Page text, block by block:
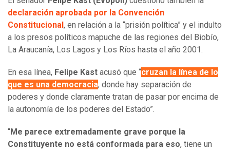
declaración aprobada por la Convención
Constitucional , en relación a la “prisión política” y el indulto
a los presos políticos mapuche de las regiones del Biobío,
La Araucanía, Los Lagos y Los Ríos hasta el año 2001.
En esa línea, Felipe Kast acusó que “cruzan la línea de lo
que es una democracia, donde hay separación de
poderes y donde claramente tratan de pasar por encima de
la autonomía de los poderes del Estado”.
“Me parece extremadamente grave porque la
Constituyente no está conformada para eso, tiene un